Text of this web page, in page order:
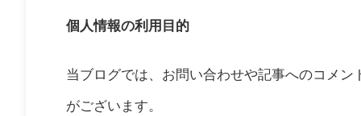
個人情報の利用目的
当ブログでは、お問い合わせや記事へのコメ
がございます。